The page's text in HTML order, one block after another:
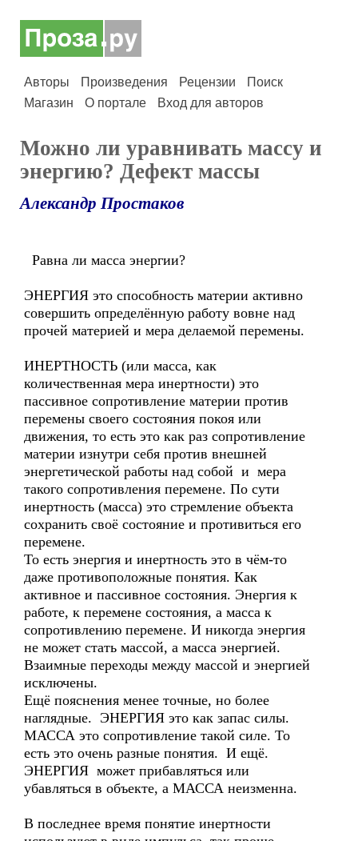
Авторы Произведения Рецензии
Поиск
Магазин
О портале Вход для авторов
Можно ли уравнивать массу и
энергию? Дефект массы
Александр Простаков
Равна ли масса энергии?
ЭНЕРГИЯ это способность материи активно
совершить определённую работу вовне над
прочей материей и мера делаемой перемены.
ИНЕРТНОСТЬ (или масса, как
количественная мера инертности) это
пассивное сопротивление материи против
перемены своего состояния покоя или
движения, то есть это как раз сопротивление
материи изнутри себя против внешней
энергетической работы над собой и мера
такого сопротивления перемене. По сути
инертность (масса) это стремление объекта
сохранить своё состояние и противиться его
перемене.
То есть энергия и инертность это в чём-то
даже противоположные понятия. Как
активное и пассивное состояния. Энергия к
работе, к перемене состояния, а масса к
сопротивлению перемене. И никогда энергия
не может стать массой, а масса энергией.
Взаимные переходы между массой и энергией
исключены.
Ещё пояснения менее точные, но более
наглядные. ЭНЕРГИЯ это как запас силы.
МАССА это сопротивление такой силе. То
есть это очень разные понятия. И ещё.
ЭНЕРГИЯ может прибавляться или
убавляться в объекте, а МАССА неизменна.
В последнее время понятие инертности